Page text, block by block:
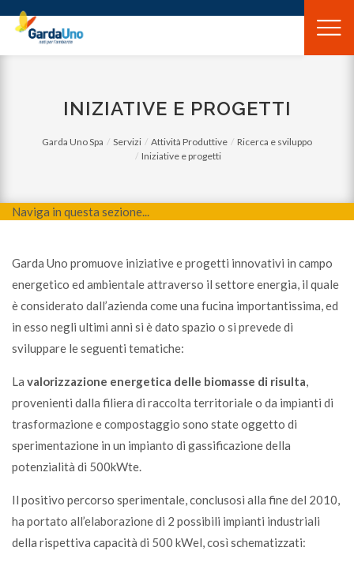
Gardauno
Spa
INIZIATIVE E PROGETTI
Garda Uno Spa Servizi Attività Produttive
Ricerca e sviluppo
Iniziative e progetti
Naviga in questa sezione...
Garda Uno promuove iniziative e progetti innovativi in campo
energetico ed ambientale attraverso il settore energia, il quale
è considerato dall’azienda come una fucina importantissima, ed
in esso negli ultimi anni si è dato spazio o si prevede di
sviluppare le seguenti tematiche:
La valorizzazione energetica delle biomasse di risulta,
provenienti dalla filiera di raccolta territoriale o da impianti di
trasformazione e compostaggio sono state oggetto di
sperimentazione in un impianto di gassificazione della
potenzialità di 500kWte.
Il positivo percorso sperimentale, conclusosi alla fine del 2010,
ha portato all’elaborazione di 2 possibili impianti industriali
della rispettiva capacità di 500 kWel, così schematizzati: